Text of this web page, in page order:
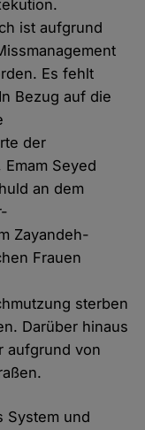
ist aufgrund
Es fehlt
Bezug auf die
der
Seyed
an dem
Zayandeh-
Frauen
sterben
Darüber hinaus
aufgrund von
System und